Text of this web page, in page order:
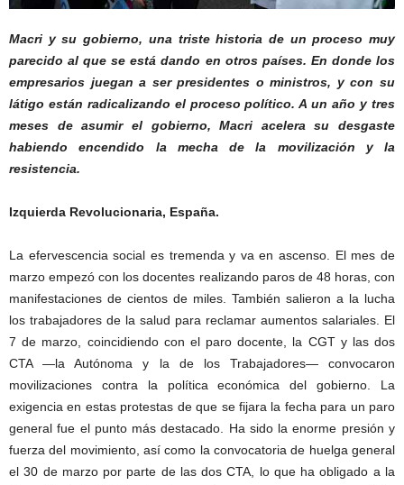
Macri y su gobierno, una triste historia de un proceso muy
parecido al que se está dando en otros países. En donde los
empresarios juegan a ser presidentes o ministros, y con su
látigo están radicalizando el proceso político. A un año y tres
meses de asumir el gobierno, Macri acelera su desgaste
habiendo encendido la mecha de la movilización y la
resistencia.
Izquierda Revolucionaria, España.
La efervescencia social es tremenda y va en ascenso. El mes de
marzo empezó con los docentes realizando paros de 48 horas, con
manifestaciones de cientos de miles. También salieron a la lucha
los trabajadores de la salud para reclamar aumentos salariales. El
7 de marzo, coincidiendo con el paro docente, la CGT y las dos
CTA —la Autónoma y la de los Trabajadores— convocaron
movilizaciones contra la política económica del gobierno. La
exigencia en estas protestas de que se fijara la fecha para un paro
general fue el punto más destacado. Ha sido la enorme presión y
fuerza del movimiento, así como la convocatoria de huelga general
el 30 de marzo por parte de las dos CTA, lo que ha obligado a la